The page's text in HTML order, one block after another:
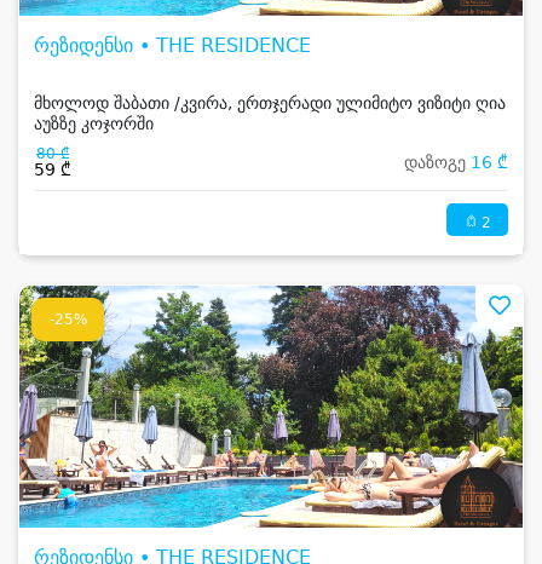
რეზიდენსი • THE RESIDENCE
მხოლოდ შაბათი /კვირა, ერთჯერადი ულიმიტო ვიზიტი ღია
აუზზე კოჯორში
80 ₾
59 ₾ დაზოგე 16 ₾
2
-25%
რეზიდენსი • THE RESIDENCE